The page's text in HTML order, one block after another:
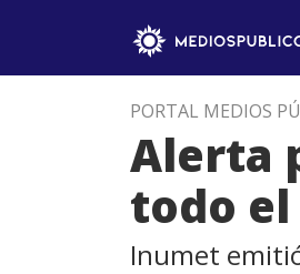
PORTAL MEDIOS
Alerta
todo el
Inumet